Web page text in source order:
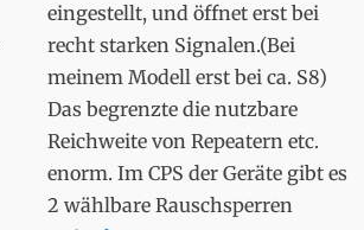
eingestellt, und öffnet erst bei
recht starken Signalen.(Bei
meinem Modell erst bei ca. S8)
Das begrenzte die nutzbare
Reichweite von Repeatern etc.
enorm. Im CPS der Geräte gibt es
2 wählbare Rauschsperren